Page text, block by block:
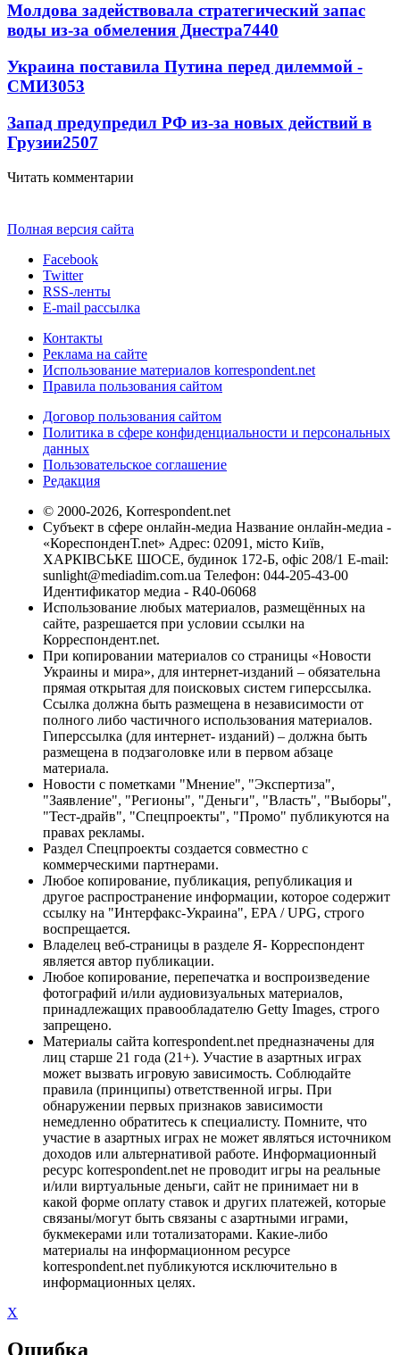
Молдова задействовала стратегический запас
воды из-за обмеления Днестра7440
Украина поставила Путина перед дилеммой -
СМИ3053
Запад предупредил РФ из-за новых действий в
Грузии2507
Читать комментарии
Полная версия сайта
Facebook
Twitter
RSS-ленты
E-mail рассылка
Контакты
Реклама на сайте
Использование материалов korrespondent.net
Правила пользования сайтом
Договор пользования сайтом
Политика в сфере конфиденциальности и персональных
данных
Пользовательское соглашение
Редакция
© 2000-2026, Korrespondent.net
Субъект в сфере онлайн-медиа Название онлайн-медиа -
«КореспонденТ.net» Адрес: 02091, місто Київ,
ХАРКІВСЬКЕ ШОСЕ, будинок 172-Б, офіс 208/1 E-mail:
sunlight@mediadim.com.ua Телефон: 044-205-43-00
Идентификатор медиа - R40-06068
Использование любых материалов, размещённых на
сайте, разрешается при условии ссылки на
Корреспондент.net.
При копировании материалов со страницы «Новости
Украины и мира», для интернет-изданий – обязательна
прямая открытая для поисковых систем гиперссылка.
Ссылка должна быть размещена в независимости от
полного либо частичного использования материалов.
Гиперссылка (для интернет- изданий) – должна быть
размещена в подзаголовке или в первом абзаце
материала.
Новости с пометками "Мнение", "Экспертиза",
"Заявление", "Регионы", "Деньги", "Власть", "Выборы",
"Тест-драйв", "Спецпроекты", "Промо" публикуются на
правах рекламы.
Раздел Спецпроекты создается совместно с
коммерческими партнерами.
Любое копирование, публикация, републикация и
другое распространение информации, которое содержит
ссылку на "Интерфакс-Украина", EPA / UPG, строго
воспрещается.
Владелец веб-страницы в разделе Я- Корреспондент
является автор публикации.
Любое копирование, перепечатка и воспроизведение
фотографий и/или аудиовизуальных материалов,
принадлежащих правообладателю Getty Images, строго
запрещено.
Материалы сайта korrespondent.net предназначены для
лиц старше 21 года (21+). Участие в азартных играх
может вызвать игровую зависимость. Соблюдайте
правила (принципы) ответственной игры. При
обнаружении первых признаков зависимости
немедленно обратитесь к специалисту. Помните, что
участие в азартных играх не может являться источником
доходов или альтернативой работе. Информационный
ресурс korrespondent.net не проводит игры на реальные
и/или виртуальные деньги, сайт не принимает ни в
какой форме оплату ставок и других платежей, которые
связаны/могут быть связаны с азартными играми,
букмекерами или тотализаторами. Какие-либо
материалы на информационном ресурсе
korrespondent.net публикуются исключительно в
информационных целях.
X
Ошибка